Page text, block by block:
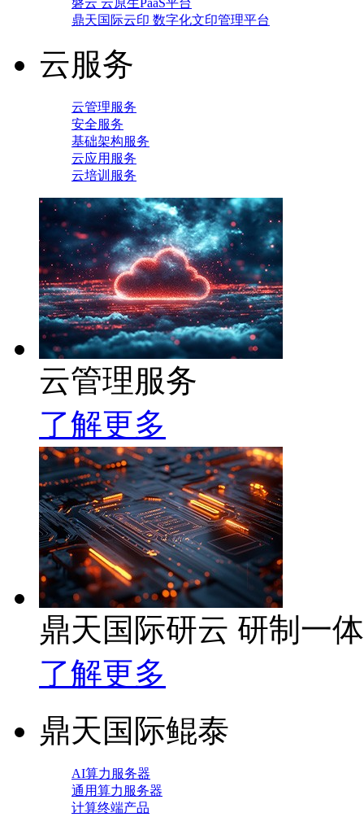
磐云 云原生PaaS平台
鼎天国际云印 数字化文印管理平台
云服务
云管理服务
安全服务
基础架构服务
云应用服务
云培训服务
云管理服务
了解更多
鼎天国际研云 研制一
了解更多
鼎天国际鲲泰
AI算力服务器
通用算力服务器
计算终端产品